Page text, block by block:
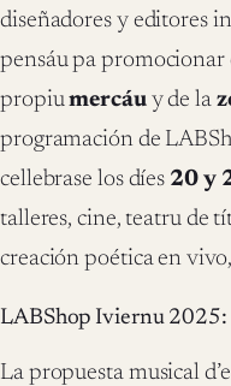
diseñadores y editores
pensáu pa promocionar
propiumercáuy de la
programación de
cellebrase los díes 20 y
talleres, cine, teatru de
creación poética en
LABShop Iviernu
La propuesta musical